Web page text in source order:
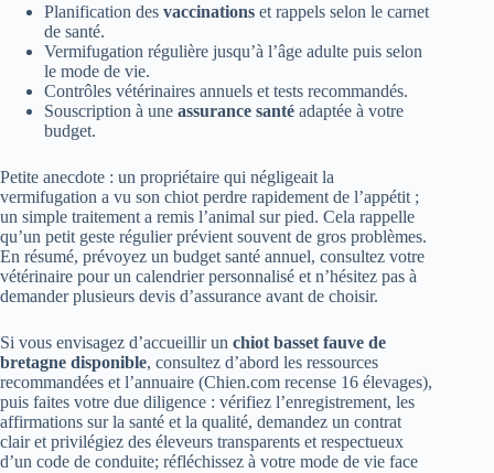
Planification des vaccinations et rappels selon le carnet
de santé.
Vermifugation régulière jusqu’à l’âge adulte puis selon
le mode de vie.
Contrôles vétérinaires annuels et tests recommandés.
Souscription à une assurance santé adaptée à votre
budget.
Petite anecdote : un propriétaire qui négligeait la
vermifugation a vu son chiot perdre rapidement de l’appétit ;
un simple traitement a remis l’animal sur pied. Cela rappelle
qu’un petit geste régulier prévient souvent de gros problèmes.
En résumé, prévoyez un budget santé annuel, consultez votre
vétérinaire pour un calendrier personnalisé et n’hésitez pas à
demander plusieurs devis d’assurance avant de choisir.
Si vous envisagez d’accueillir un chiot basset fauve de
bretagne disponible, consultez d’abord les ressources
recommandées et l’annuaire (Chien.com recense 16 élevages),
puis faites votre due diligence : vérifiez l’enregistrement, les
affirmations sur la santé et la qualité, demandez un contrat
clair et privilégiez des éleveurs transparents et respectueux
d’un code de conduite; réfléchissez à votre mode de vie face